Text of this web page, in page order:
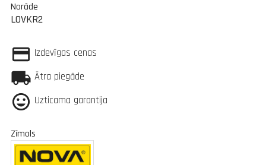
Norāde
LOVKR2
Izdevīgas cenas
Ātra piegāde
Uzticama garantija
Zīmols